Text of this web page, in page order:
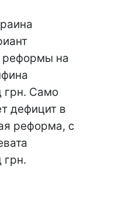
реформы на
грн. Само
дефицит в
реформа, с
грн.